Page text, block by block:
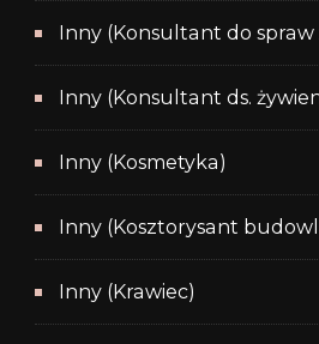
Inny (Konsultant do spraw
Inny (Konsultant ds.
Inny (Kosmetyka)
Inny (Kosztorysant
Inny (Krawiec)